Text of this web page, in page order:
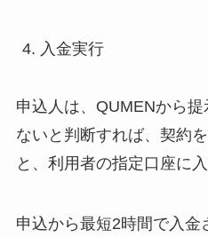
入金実行
申込人は、QUMENから
ないと判断すれば、契約
と、利用者の指定口座に入
申込から最短2時間で入金